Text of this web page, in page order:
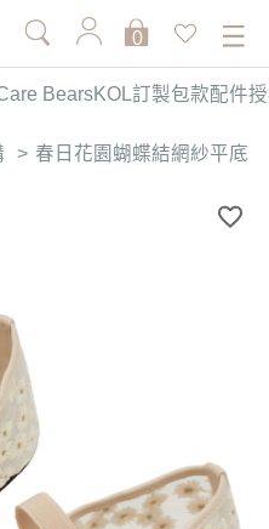
0
BearsKOL訂製包款配件
> 春日花園蝴蝶結網紗平底